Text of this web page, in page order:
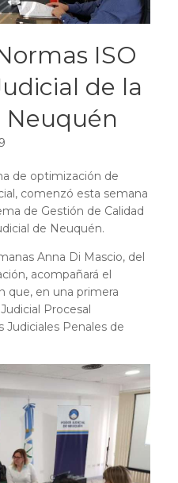
ISO
de la
Neuquén
de optimización de
comenzó esta semana
de Gestión de Calidad
de Neuquén.
Anna Di Mascio, del
acompañará el
que, en una primera
Procesal
Judiciales Penales de